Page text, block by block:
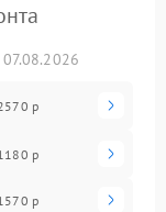
р
р
р